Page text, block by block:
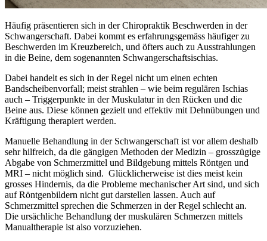
Häufig präsentieren sich in der Chiropraktik Beschwerden in der
Schwangerschaft. Dabei kommt es erfahrungsgemäss häufiger zu
Beschwerden im Kreuzbereich, und öfters auch zu Ausstrahlungen
in die Beine, dem sogenannten Schwangerschaftsischias.
Dabei handelt es sich in der Regel nicht um einen echten
Bandscheibenvorfall; meist strahlen – wie beim regulären Ischias
auch – Triggerpunkte in der Muskulatur in den Rücken und die
Beine aus. Diese können gezielt und effektiv mit Dehnübungen und
Kräftigung therapiert werden.
Manuelle Behandlung in der Schwangerschaft ist vor allem deshalb
sehr hilfreich, da die gängigen Methoden der Medizin – grosszügige
Abgabe von Schmerzmittel und Bildgebung mittels Röntgen und
MRI – nicht möglich sind. Glücklicherweise ist dies meist kein
grosses Hindernis, da die Probleme mechanischer Art sind, und sich
auf Röntgenbildern nicht gut darstellen lassen. Auch auf
Schmerzmittel sprechen die Schmerzen in der Regel schlecht an.
Die ursächliche Behandlung der muskulären Schmerzen mittels
Manualtherapie ist also vorzuziehen.